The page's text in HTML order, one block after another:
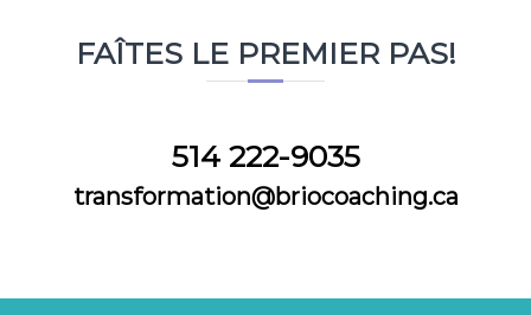
FAÎTES LE PREMIER PAS!
514 222-9035
transformation@briocoaching.ca